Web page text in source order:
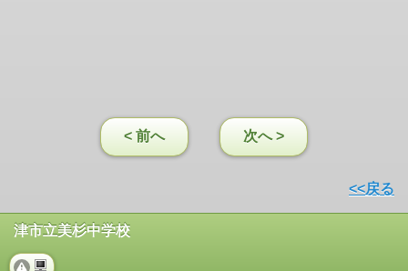
< 前へ 次へ >
<<戻る
津市立美杉中学校